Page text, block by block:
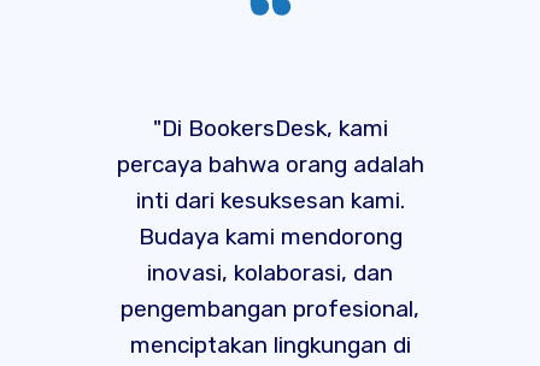
"Di BookersDesk, kami
percaya bahwa orang adalah
inti dari kesuksesan kami.
Budaya kami mendorong
inovasi, kolaborasi, dan
pengembangan profesional,
menciptakan lingkungan di